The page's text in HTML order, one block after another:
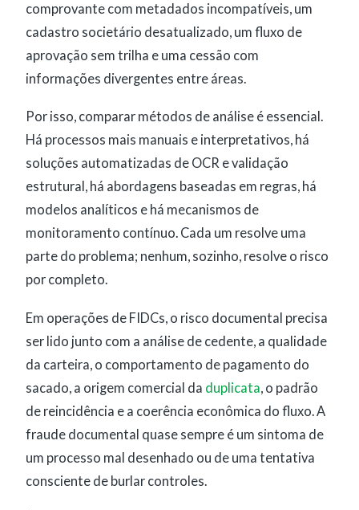
comprovante com metadados incompatíveis, um
cadastro societário desatualizado, um fluxo de
aprovação sem trilha e uma cessão com
informações divergentes entre áreas.
Por isso, comparar métodos de análise é essencial.
Há processos mais manuais e interpretativos, há
soluções automatizadas de OCR e validação
estrutural, há abordagens baseadas em regras, há
modelos analíticos e há mecanismos de
monitoramento contínuo. Cada um resolve uma
parte do problema; nenhum, sozinho, resolve o risco
por completo.
Em operações de FIDCs, o risco documental precisa
ser lido junto com a análise de cedente, a qualidade
da carteira, o comportamento de pagamento do
sacado, a origem comercial da duplicata, o padrão
de reincidência e a coerência econômica do fluxo. A
fraude documental quase sempre é um sintoma de
um processo mal desenhado ou de uma tentativa
consciente de burlar controles.